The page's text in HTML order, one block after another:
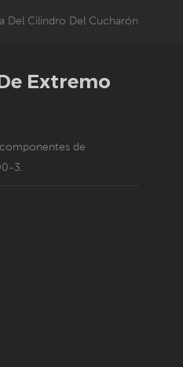
Del Cilindro Del Cucharón
Extremo
de
3.